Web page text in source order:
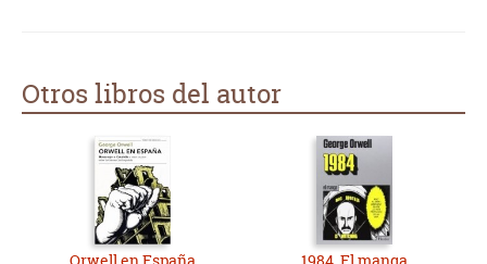
Otros libros del autor